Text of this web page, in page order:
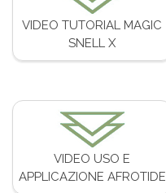
VIDEO TUTORIAL MAGIC
SNELL X
VIDEO USO E
APPLICAZIONE AFROTIDE